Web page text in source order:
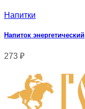
Напитки
Напиток энергетический
273 ₽